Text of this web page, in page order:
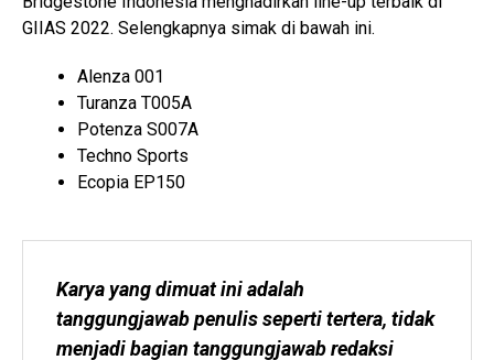
GIIAS 2022. Selengkapnya simak di bawah ini.
Alenza 001
Turanza T005A
Potenza S007A
Techno Sports
Ecopia EP150
Karya yang dimuat ini adalah
tanggungjawab penulis seperti tertera, tidak